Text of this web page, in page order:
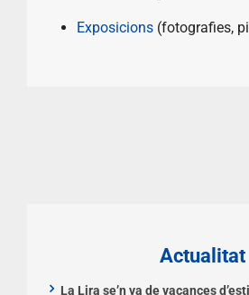
Exposicions(fotografies,
Actualitat
La Lira se’n va de vacances